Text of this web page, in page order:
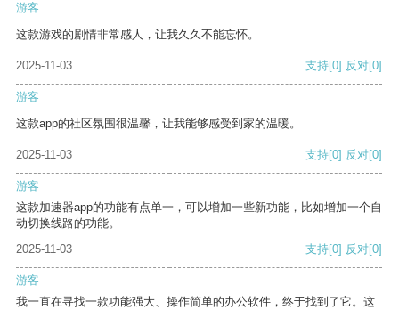
游客
这款游戏的剧情非常感人，让我久久不能忘怀。
2025-11-03 支持[0] 反对[0]
游客
这款app的社区氛围很温馨，让我能够感受到家的温暖。
2025-11-03 支持[0] 反对[0]
游客
这款加速器app的功能有点单一，可以增加一些新功能，比如增加一个自
动切换线路的功能。
2025-11-03
支持[0] 反对[0]
游客
我一直在寻找一款功能强大、操作简单的办公软件，终于找到了它。这